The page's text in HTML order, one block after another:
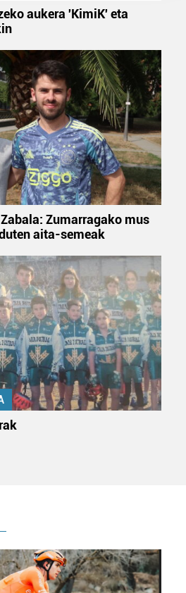
IP zenbakia, besteak beste,
adibidez, iragarki eta eduki
informazioa biltzeko eta
datuak nork eta zertarako
dezakezu.
baimenik eskatzen, eta beren
babesten dira. Ikusi gure
ustez zein helburutarako
horren aurka nola egin
prozesatzeko moduari
eta ezarri zure lehentasunak
unetan alda edo ken dezakezu
adierazpenean.
propioak eta hirugarrenen cookie-
Zure esperientzia eta
cookie teknologiaz
onartuz gero, teknologia hori
ematen diguzu. Gehiago
aukera 'KimiK' eta
Zumarragako mus
aita-semeak